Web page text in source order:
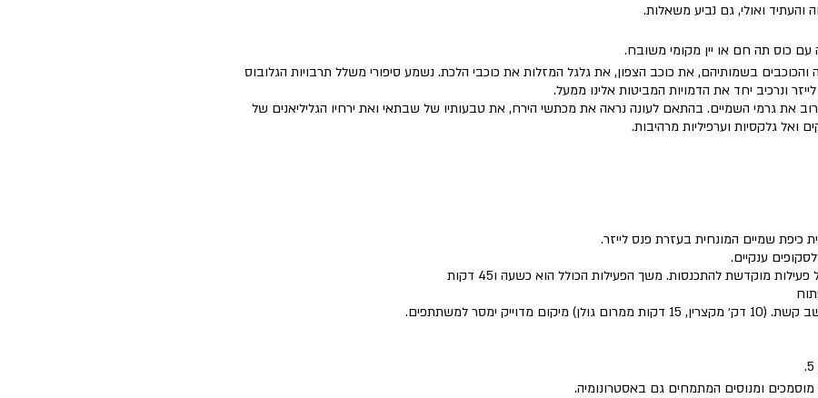
ואולי, גם נביע משאלות.
עם כוס תה חם או יין מקומי משובח.
בשמותיהם, את כוכב הצפון, את גלגל המזלות את כוכבי הלכת. נשמע סיפורי משלל תרבויות הגלובוס
ונרכיב יחד את הדמויות המביטות אלינו ממעל.
את גרמי השמיים. בהתאם לעונה נראה את מכתשי הירח, את טבעותיו של שבתאי ואת ירחיו הגליליאנים של
ואל גלקסיות וערפיליות מרהיבות.
כיפת שמיים המונחית בעזרת פנס לייזר.
ענקיים.
מוקדשת להתכנסות. משך הפעילות הכולל הוא כשעה ו45 דקות
מדוייק ימסר למשתתפים.
מוסמכים ומנוסים המתמחים גם באסטרונומיה.